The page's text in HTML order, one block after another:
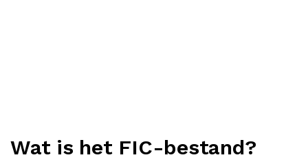
Wat is het FIC-bestand?